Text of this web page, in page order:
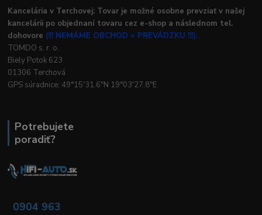
Kancelária v Terchovej: Tovar je možné osobne prevziať v našej
kancelárii po objednaní tovaru cez e-shop a následnom tel.
dohovore (!!! NEMÁME OBCHOD = PREVÁDZKU !!!).
TOMDO s. r. o.
Biely Potok 623
01306 Terchová
GPS súradnice: 49°15'31.6"N 19°03'27.8"E
Potrebujete
poradiť?
0904 963